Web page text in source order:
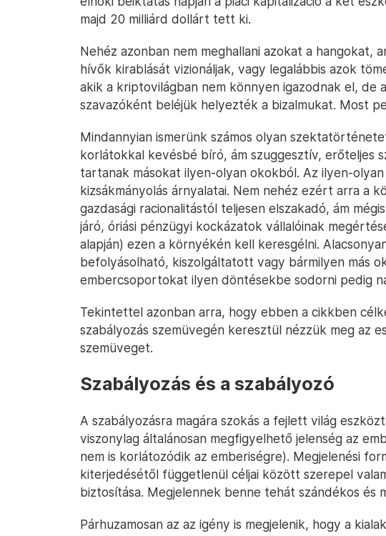
majd 20 milliárd dollárt tett ki.
Nehéz azonban nem meghallani azokat a hangokat,
hívők kirablását vizionáljak, vagy legalábbis azok
akik a kriptovilágban nem könnyen igazodnak el, de
szavazóként beléjük helyezték a bizalmukat. Most
Mindannyian ismerünk számos olyan
korlátokkal kevésbé bíró, ám szuggesztív, erőteljes
tartanak másokat ilyen-olyan okokból. Az ilyen-
kizsákmányolás árnyalatai. Nem nehéz ezért arra a
gazdasági racionalitástól teljesen elszakadó, ám
járó, óriási pénzügyi kockázatok vállalóinak
alapján) ezen a környékén kell keresgélni.
befolyásolható, kiszolgáltatott vagy bármilyen más
embercsoportokat ilyen döntésekbe sodorni pedig
Tekintettel azonban arra, hogy ebben a cikkben
szabályozás szemüvegén keresztül nézzük meg az
szemüveget.
Szabályozás és a szabályozó
A szabályozásra magára szokás a fejlett világ
viszonylag általánosan megfigyelhető jelenség az
nem is korlátozódik az emberiségre). Megjelenési
kiterjedésétől függetlenül céljai között szerepel
biztosítása. Megjelennek benne tehát szándékos és
Párhuzamosan az az igény is megjelenik, hogy a